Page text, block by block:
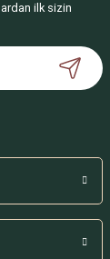
ilk sizin